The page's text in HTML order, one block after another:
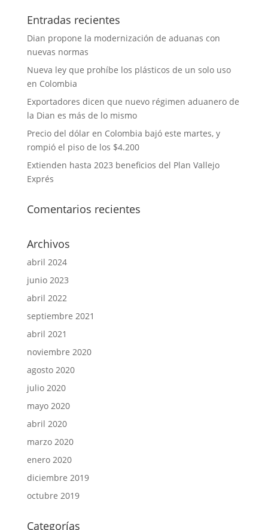
Entradas recientes
Dian propone la modernización de aduanas con
nuevas normas
Nueva ley que prohíbe los plásticos de un solo uso
en Colombia
Exportadores dicen que nuevo régimen aduanero de
la Dian es más de lo mismo
Precio del dólar en Colombia bajó este martes, y
rompió el piso de los $4.200
Extienden hasta 2023 beneficios del Plan Vallejo
Exprés
Comentarios recientes
Archivos
abril 2024
junio 2023
abril 2022
septiembre 2021
abril 2021
noviembre 2020
agosto 2020
julio 2020
mayo 2020
abril 2020
marzo 2020
enero 2020
diciembre 2019
octubre 2019
Categorías